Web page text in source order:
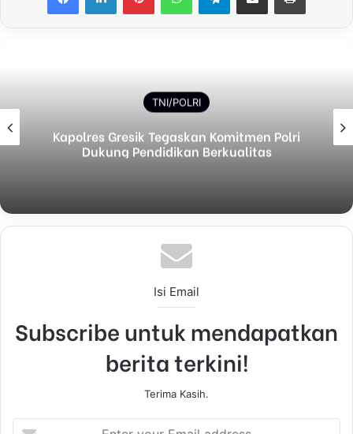
TNI/POLRI
Kapolres Gresik Tegaskan Komitmen Polri
Dukung Pendidikan Berkualitas
Isi Email
Subscribe untuk mendapatkan
berita terkini!
Terima Kasih.